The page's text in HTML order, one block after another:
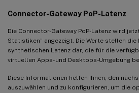
Connector-Gateway PoP-Latenz
Die Connector-Gateway PoP-Latenz wird
Statistiken” angezeigt. Die Werte stellen die
synthetischen Latenz dar, die für die
virtuellen Apps- und Desktops-Umgebung
Diese Informationen helfen Ihnen, den
auszuwählen und zu konfigurieren, um die